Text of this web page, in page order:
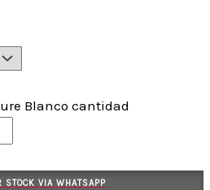
Blanco cantidad
STOCK VIA WHATSAPP